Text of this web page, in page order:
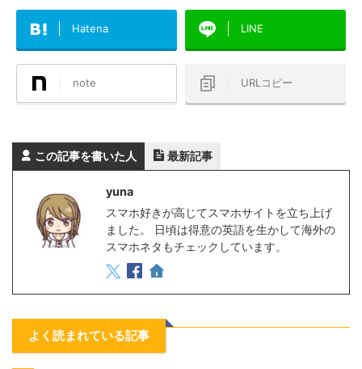
Hatena LINE
note URLコピー
この記事を書いた人 最新記事
yuna
スマホ好きが高じてスマホサイトを立ち上げ
ました。 日頃は得意の英語を生かして海外の
スマホネタもチェックしています。
よく読まれている記事